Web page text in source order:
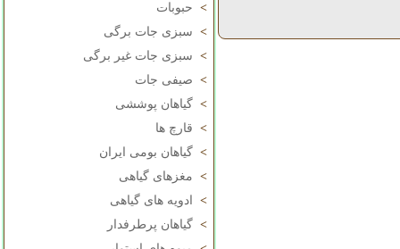
> حبوبات
> سبزی جات برگی
> سبزی جات غیر برگی
> صیفی جات
> گیاهان پوششی
> قارچ ها
> گیاهان بومی ایران
> مغزهای گیاهی
>
ادویه های گیاهی
> گیاهان پرطرفدار